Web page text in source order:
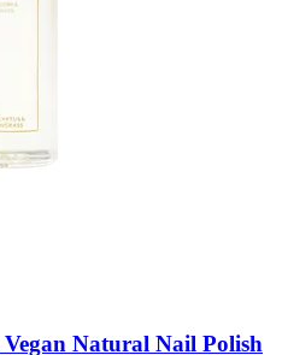
Vegan Natural Nail Polish